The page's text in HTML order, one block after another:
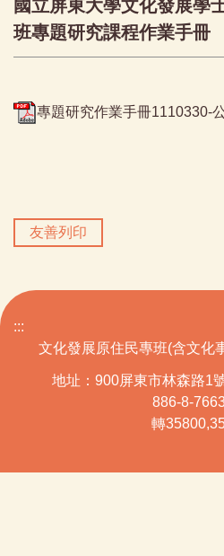
國立屏東大學文化發展學
班專題研究課程作業手冊
專題研究作業手冊1110330-
友善列印
:::
文化發展原住民專班(含文化
地址：900屏東市林森路1
886-8-
轉